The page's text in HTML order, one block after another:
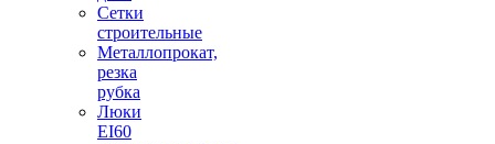
Сетки
строительные
Металлопрокат,
резка
рубка
Люки
EI60